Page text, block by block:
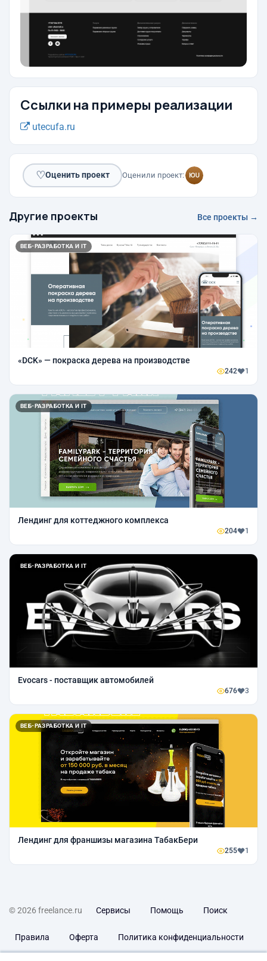
Ссылки на примеры реализации
utecufa.ru
♡Оценить проект Оценили проект:
Другие проекты Все проекты →
ВЕБ-РАЗРАБОТКА И IT
«DCK» — покраска дерева на производстве
242 1
ВЕБ-РАЗРАБОТКА И IT
Лендинг для коттеджного комплекса
204 1
ВЕБ-РАЗРАБОТКА И IT
Evocars - поставщик автомобилей
676 3
ВЕБ-РАЗРАБОТКА И IT
Лендинг для франшизы магазина ТабакБери
255 1
© 2026 freelance.ru Сервисы Помощь Поиск
Правила Оферта Политика конфиденциальности